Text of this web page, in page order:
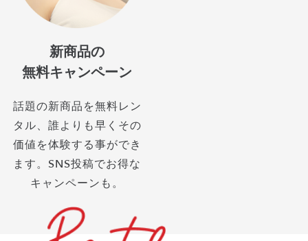
新商品の
無料キャンペーン
話題の新商品を無料レン
タル、誰よりも早くその
価値を体験する事ができ
ます。SNS投稿でお得な
キャンペーンも。